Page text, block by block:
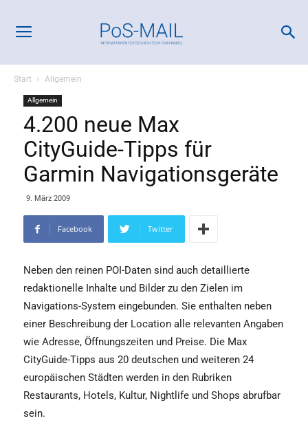
Start Allgemein
Allgemein
4.200 neue Max
CityGuide-Tipps für
Garmin Navigationsgeräte
9. März 2009
Facebook Twitter
Neben den reinen POI-Daten sind auch detaillierte
redaktionelle Inhalte und Bilder zu den Zielen im
Navigations-System eingebunden. Sie enthalten neben
einer Beschreibung der Location alle relevanten Angaben
wie Adresse, Öffnungszeiten und Preise. Die Max
CityGuide-Tipps aus 20 deutschen und weiteren 24
europäischen Städten werden in den Rubriken
Restaurants, Hotels, Kultur, Nightlife und Shops abrufbar
sein.